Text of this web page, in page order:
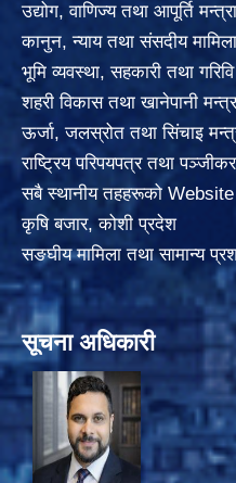
उद्योग, वाणिज्य तथा आपूर्ति
कानुन, न्याय तथा संसदीय
भूमि व्यवस्था, सहकारी तथा
शहरी विकास तथा खानेपानी
ऊर्जा, जलस्रोत तथा सिंचाइ
राष्ट्रिय परिपयपत्र तथा
सबै स्थानीय तहहरूको Website
कृषि बजार, कोशी प्रदेश
सङघीय मामिला तथा सामान्य
सूचना अधिकारी